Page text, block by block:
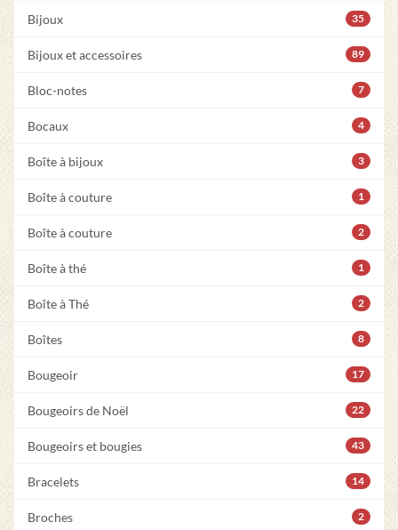
Bijoux 35
Bijoux et accessoires 89
Bloc-notes 7
Bocaux 4
Boîte à bijoux 3
Boîte à couture 1
Boîte à couture 2
Boîte à thé 1
Boîte à Thé 2
Boîtes 8
Bougeoir 17
Bougeoirs de Noël 22
Bougeoirs et bougies 43
Bracelets 14
Broches 2